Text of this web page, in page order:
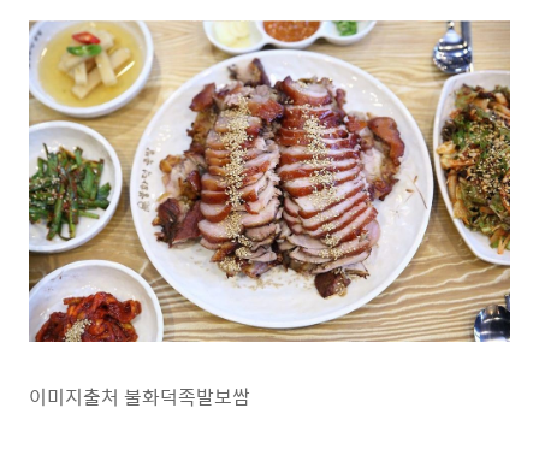
이미지출처 불화덕족발보쌈